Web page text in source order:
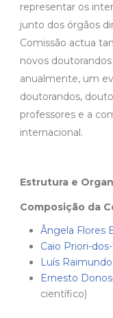
representar os
junto dos órgãos
Comissão actua
novos
anualmente, um
doutorandos,
professores e a
internacional.
Estrutura e
Composição da
Ângela Flores
Caio Priori-
Luís Raimundo
Ernesto
científico)